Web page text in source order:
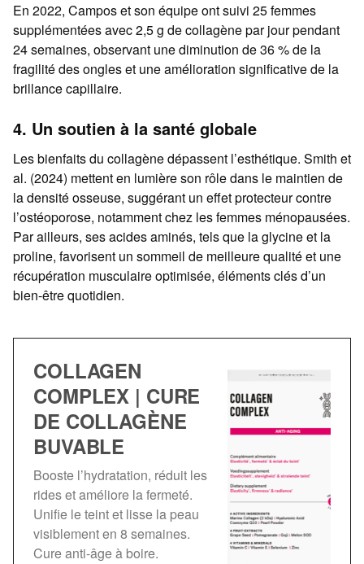
En 2022, Campos et son équipe ont suivi 25 femmes
supplémentées avec 2,5 g de collagène par jour pendant
24 semaines, observant une diminution de 36 % de la
fragilité des ongles et une amélioration significative de la
brillance capillaire.
4. Un soutien à la santé globale
Les bienfaits du collagène dépassent l’esthétique. Smith et
al. (2024) mettent en lumière son rôle dans le maintien de
la densité osseuse, suggérant un effet protecteur contre
l’ostéoporose, notamment chez les femmes ménopausées.
Par ailleurs, ses acides aminés, tels que la glycine et la
proline, favorisent un sommeil de meilleure qualité et une
récupération musculaire optimisée, éléments clés d’un
bien-être quotidien.
COLLAGEN
COMPLEX | CURE
DE COLLAGÈNE
BUVABLE
Booste l’hydratation, réduit les
rides et améliore la fermeté.
Unifie le teint et lisse la peau
visiblement en 8 semaines.
Cure anti-âge à boire.